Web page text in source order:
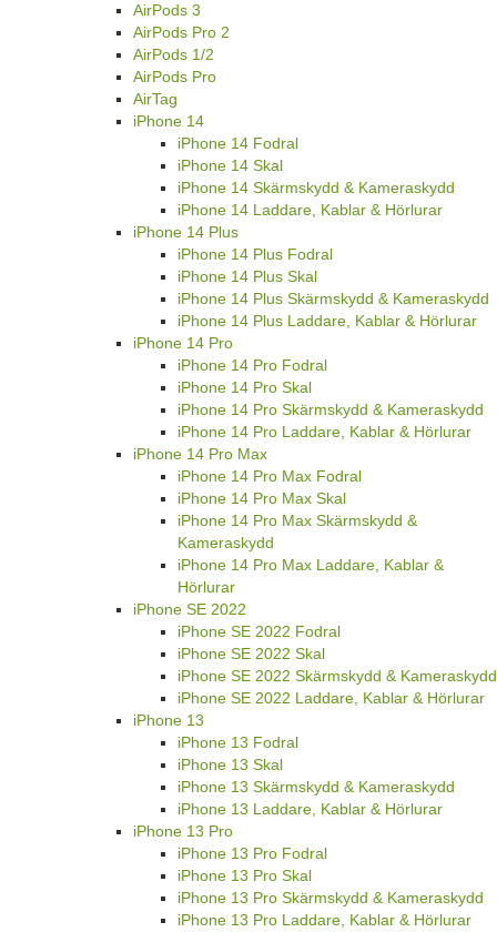
AirPods 3
AirPods Pro 2
AirPods 1/2
AirPods Pro
AirTag
iPhone 14
iPhone 14 Fodral
iPhone 14 Skal
iPhone 14 Skärmskydd & Kameraskydd
iPhone 14 Laddare, Kablar & Hörlurar
iPhone 14 Plus
iPhone 14 Plus Fodral
iPhone 14 Plus Skal
iPhone 14 Plus Skärmskydd & Kameraskydd
iPhone 14 Plus Laddare, Kablar & Hörlurar
iPhone 14 Pro
iPhone 14 Pro Fodral
iPhone 14 Pro Skal
iPhone 14 Pro Skärmskydd & Kameraskydd
iPhone 14 Pro Laddare, Kablar & Hörlurar
iPhone 14 Pro Max
iPhone 14 Pro Max Fodral
iPhone 14 Pro Max Skal
iPhone 14 Pro Max Skärmskydd &
Kameraskydd
iPhone 14 Pro Max Laddare, Kablar &
Hörlurar
iPhone SE 2022
iPhone SE 2022 Fodral
iPhone SE 2022 Skal
iPhone SE 2022 Skärmskydd & Kameraskydd
iPhone SE 2022 Laddare, Kablar & Hörlurar
iPhone 13
iPhone 13 Fodral
iPhone 13 Skal
iPhone 13 Skärmskydd & Kameraskydd
iPhone 13 Laddare, Kablar & Hörlurar
iPhone 13 Pro
iPhone 13 Pro Fodral
iPhone 13 Pro Skal
iPhone 13 Pro Skärmskydd & Kameraskydd
iPhone 13 Pro Laddare, Kablar & Hörlurar